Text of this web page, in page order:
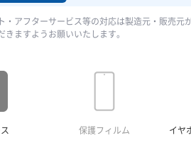
アフターサービス等の対応は製造元・販売元
ますようお願いいたします。
保護フィルム イヤ